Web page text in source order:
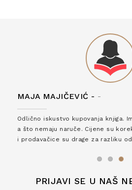
MAJA MAJIČEVIĆ - -
Odlično iskustvo kupovanja knjiga.
a što nemaju naruče. Cijene su
i prodavačice su drage za razliku
PRIJAVI SE U NAŠ